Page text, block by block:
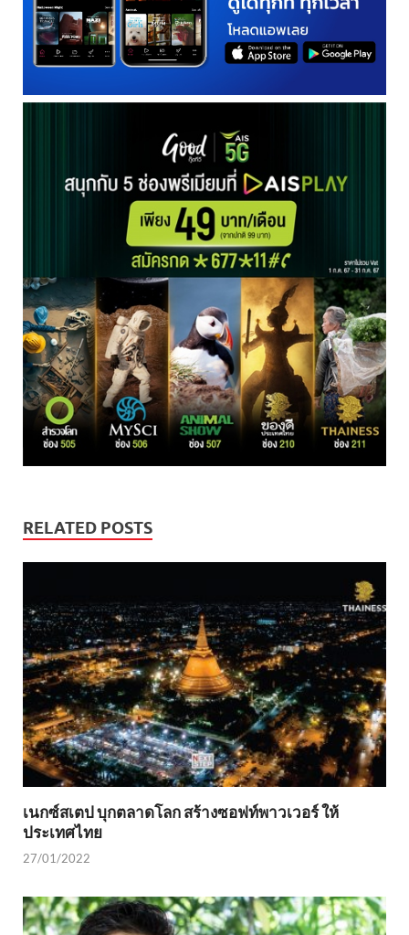
RELATED POSTS
เนกซ์สเตป บุกตลาดโลก สร้างซอฟท์พาวเวอร์ ให้
ประเทศไทย
27/01/2022